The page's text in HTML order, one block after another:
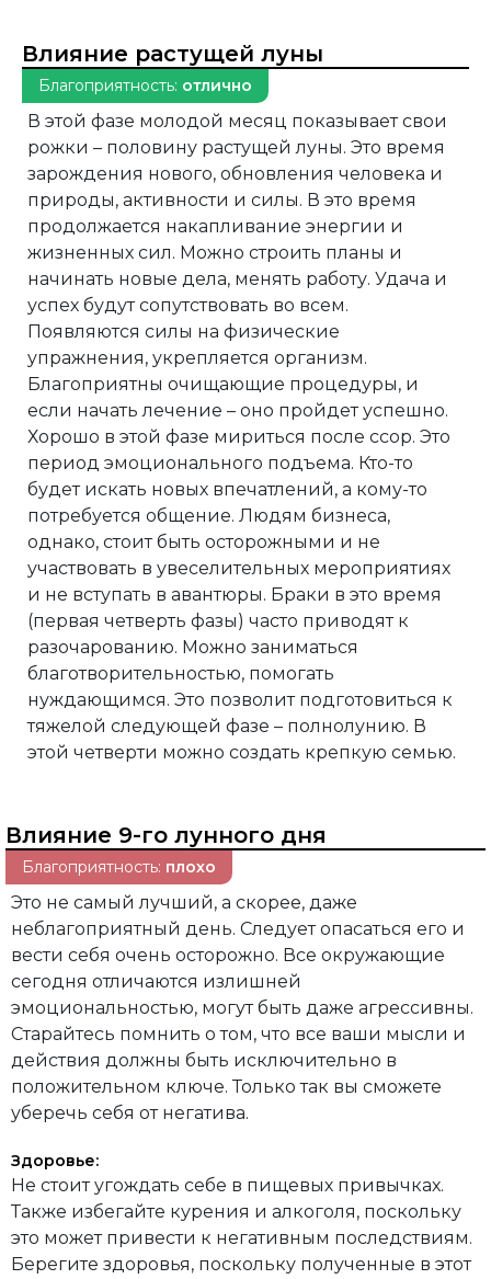
Влияние растущей луны
Благоприятность: отлично
В этой фазе молодой месяц показывает свои
рожки – половину растущей луны. Это время
зарождения нового, обновления человека и
природы, активности и силы. В это время
продолжается накапливание энергии и
жизненных сил. Можно строить планы и
начинать новые дела, менять работу. Удача и
успех будут сопутствовать во всем.
Появляются силы на физические
упражнения, укрепляется организм.
Благоприятны очищающие процедуры, и
если начать лечение – оно пройдет успешно.
Хорошо в этой фазе мириться после ссор. Это
период эмоционального подъема. Кто-то
будет искать новых впечатлений, а кому-то
потребуется общение. Людям бизнеса,
однако, стоит быть осторожными и не
участвовать в увеселительных мероприятиях
и не вступать в авантюры. Браки в это время
(первая четверть фазы) часто приводят к
разочарованию. Можно заниматься
благотворительностью, помогать
нуждающимся. Это позволит подготовиться к
тяжелой следующей фазе – полнолунию. В
этой четверти можно создать крепкую семью.
Влияние 9-го лунного дня
Благоприятность: плохо
Это не самый лучший, а скорее, даже
неблагоприятный день. Следует опасаться его и
вести себя очень осторожно. Все окружающие
сегодня отличаются излишней
эмоциональностью, могут быть даже агрессивны.
Старайтесь помнить о том, что все ваши мысли и
действия должны быть исключительно в
положительном ключе. Только так вы сможете
уберечь себя от негатива.
Здоровье:
Не стоит угождать себе в пищевых привычках.
Также избегайте курения и алкоголя, поскольку
это может привести к негативным последствиям.
Берегите здоровья, поскольку полученные в этот